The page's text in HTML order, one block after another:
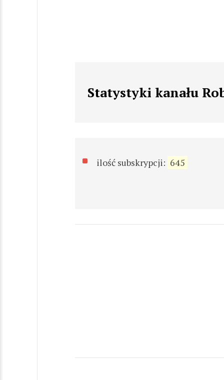
Statystyki kanału
ilość subskrypcji: 645